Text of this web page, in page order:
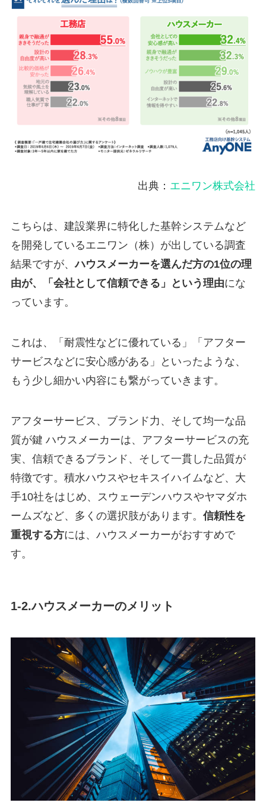
出典： エニワン株式会社
こちらは、建設業界に特化した基幹システムなど
を開発しているエニワン（株）が出している調査
結果ですが、ハウスメーカーを選んだ方の1位の理
由が、「会社として信頼できる」という理由にな
っています。
これは、「耐震性などに優れている」「アフター
サービスなどに安心感がある」といったような、
もう少し細かい内容にも繋がっていきます。
アフターサービス、ブランド力、そして均一な品
質が鍵 ハウスメーカーは、アフターサービスの充
実、信頼できるブランド、そして一貫した品質が
特徴です。積水ハウスやセキスイハイムなど、大
手10社をはじめ、スウェーデンハウスやヤマダホ
ームズなど、多くの選択肢があります。 信頼性を
重視する方には、ハウスメーカーがおすすめで
す。
1-2.ハウスメーカーのメリット